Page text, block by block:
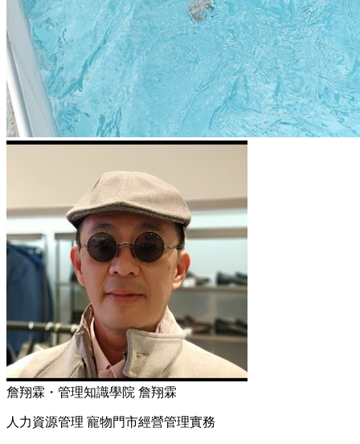
詹翔霖・管理知識學院 詹翔霖
人力資源管理 寵物門市經營管理實務